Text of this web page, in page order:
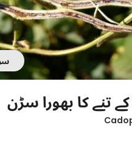
سویا بین
کا بھورا سڑن